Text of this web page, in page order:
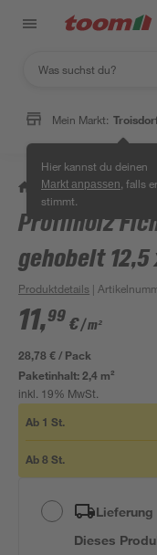
Mein Markt:
Hier kannst du deinen
Markt anpassen , falls
stimmt.
/ Bauen & Renovieren
Mengenrabatt
Profilholz
gehobelt
Produktdetails |
11,99 €/ m²
28,78 € / Pack
Paketinhalt:2,4 m²
inkl. 19% MwSt.
Ab 1 St.
Ab8St.
Lieferung
Dieses